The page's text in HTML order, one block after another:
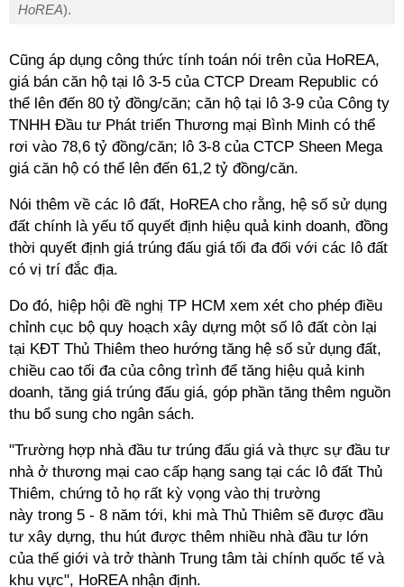
HoREA).
Cũng áp dụng công thức tính toán nói trên của HoREA,
giá bán căn hộ tại lô 3-5 của CTCP Dream Republic có
thể lên đến 80 tỷ đồng/căn; căn hộ tại lô 3-9 của Công ty
TNHH Đầu tư Phát triển Thương mại Bình Minh có thể
rơi vào 78,6 tỷ đồng/căn; lô 3-8 của CTCP Sheen Mega
giá căn hộ có thể lên đến 61,2 tỷ đồng/căn.
Nói thêm về các lô đất, HoREA cho rằng, hệ số sử dụng
đất chính là yếu tố quyết định hiệu quả kinh doanh, đồng
thời quyết định giá trúng đấu giá tối đa đối với các lô đất
có vị trí đắc địa.
Do đó, hiệp hội đề nghị TP HCM xem xét cho phép điều
chỉnh cục bộ quy hoạch xây dựng một số lô đất còn lại
tại KĐT Thủ Thiêm theo hướng tăng hệ số sử dụng đất,
chiều cao tối đa của công trình để tăng hiệu quả kinh
doanh, tăng giá trúng đấu giá, góp phần tăng thêm nguồn
thu bổ sung cho ngân sách.
"Trường hợp nhà đầu tư trúng đấu giá và thực sự đầu tư
nhà ở thương mại cao cấp hạng sang tại các lô đất Thủ
Thiêm, chứng tỏ họ rất kỳ vọng vào thị trường
này trong 5 - 8 năm tới, khi mà Thủ Thiêm sẽ được đầu
tư xây dựng, thu hút được thêm nhiều nhà đầu tư lớn
của thế giới và trở thành Trung tâm tài chính quốc tế và
khu vực", HoREA nhận định.